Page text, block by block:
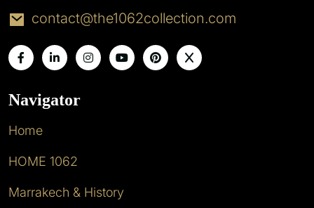
contact@the1062collection.com
Navigator
Home
HOME 1062
Marrakech & History